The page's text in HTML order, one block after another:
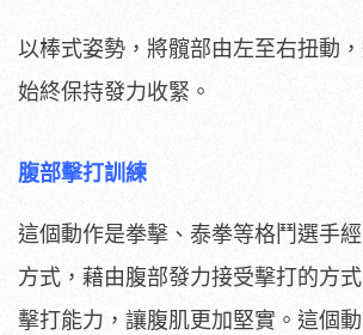
以棒式姿勢，將髖部由左至右扭動
始終保持發力收緊。
腹部擊打訓練
這個動作是拳擊、泰拳等格鬥選手
方式，藉由腹部發力接受擊打的方
擊打能力，讓腹肌更加堅實。這個